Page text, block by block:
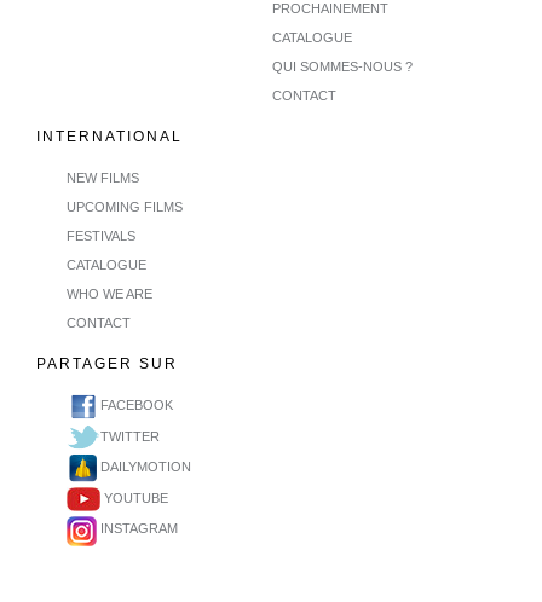
PROCHAINEMENT
CATALOGUE
QUI SOMMES-NOUS ?
CONTACT
INTERNATIONAL
NEW FILMS
UPCOMING FILMS
FESTIVALS
CATALOGUE
WHO WE ARE
CONTACT
PARTAGER SUR
FACEBOOK
TWITTER
DAILYMOTION
YOUTUBE
INSTAGRAM